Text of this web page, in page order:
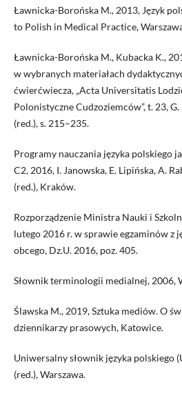
Ławnicka-Borońska M., 2013, Język
to Polish in Medical Practice,
Ławnicka-Borońska M., Kubacka K.,
w wybranych materiałach
ćwierćwiecza, „Acta Universitatis
Polonistyczne Cudzoziemców”, t. 23,
(red.), s. 215–235.
Programy nauczania języka polskiego
C2, 2016, I. Janowska, E. Lipińska, A.
(red.), Kraków.
Rozporządzenie Ministra Nauki i
lutego 2016 r. w sprawie egzaminów z
obcego, Dz.U. 2016, poz. 405.
Słownik terminologii medialnej, 2006,
Ślawska M., 2019, Sztuka mediów. O
dziennikarzy prasowych, Katowice.
Uniwersalny słownik języka polskiego
(red.), Warszawa.